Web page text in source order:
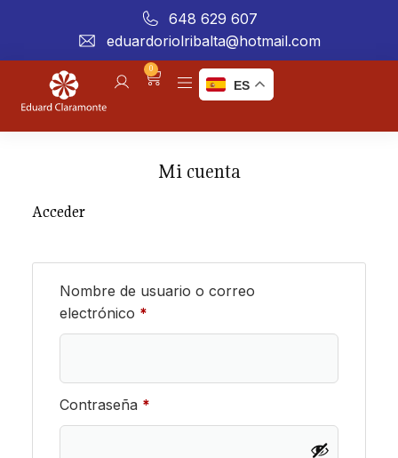
648 629 607
eduardoriolribalta@hotmail.com
0
ES
Mi cuenta
Acceder
Nombre de usuario o correo
electrónico *
Contraseña *